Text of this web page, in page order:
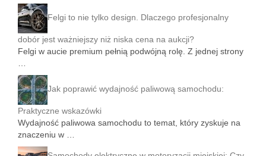
Felgi to nie tylko design. Dlaczego profesjonalny
dobór jest ważniejszy niż niska cena na aukcji?
Felgi w aucie premium pełnią podwójną rolę. Z jednej strony
Jak poprawić wydajność paliwową samochodu:
Praktyczne wskazówki
Wydajność paliwowa samochodu to temat, który zyskuje na
znaczeniu w …